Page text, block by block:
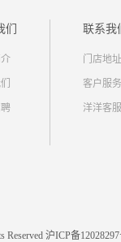
们 联系我
门店地址
客户服务
洋洋客服
Reserved 沪ICP备